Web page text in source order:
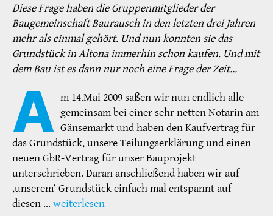
Diese Frage haben die Gruppenmitglieder der
Baugemeinschaft Baurausch in den letzten drei Jahren
mehr als einmal gehört. Und nun konnten sie das
Grundstück in Altona immerhin schon kaufen. Und mit
dem Bau ist es dann nur noch eine Frage der Zeit…
A m 14.Mai 2009 saßen wir nun endlich alle
gemeinsam bei einer sehr netten Notarin am
Gänsemarkt und haben den Kaufvertrag für
das Grundstück, unsere Teilungserklärung und einen
neuen GbR-Vertrag für unser Bauprojekt
unterschrieben. Daran anschließend haben wir auf
‚unserem‘ Grundstück einfach mal entspannt auf
diesen … weiterlesen